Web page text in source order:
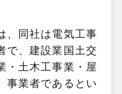
、同社は電気工事
で、建設業国土交
・土木工事業・屋
事業者であるとい